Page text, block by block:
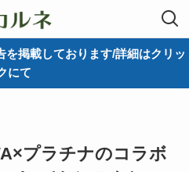
掲載しております/詳細はクリッ
にて
プラチナのコラボ